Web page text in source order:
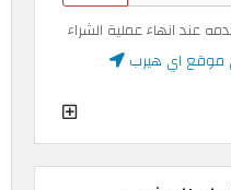
عند انهاء عملية الشراء
موقع اي هيرب